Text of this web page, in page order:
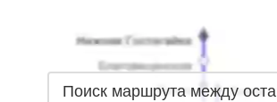
Поиск маршрута между